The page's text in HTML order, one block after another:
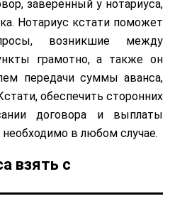
заверенный у нотариуса,
Нотариус кстати поможет
возникшие между
грамотно, а также он
передачи суммы аванса,
обеспечить сторонних
договора и выплаты
в любом случае.
взять с